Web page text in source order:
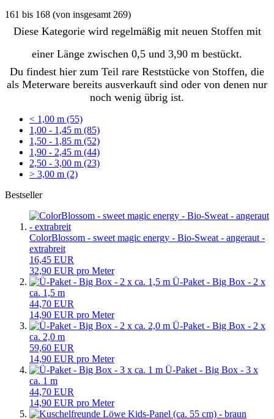
161 bis 168 (von insgesamt 269)
Diese Kategorie wird regelmäßig mit neuen Stoffen mit
einer Länge zwischen 0,5 und 3,90 m bestückt.
Du findest hier zum Teil rare Reststücke von Stoffen, die
als Meterware bereits ausverkauft sind oder von denen nur
noch wenig übrig ist.
< 1,00 m (55)
1,00 - 1,45 m (85)
1,50 - 1,85 m (52)
1,90 - 2,45 m (44)
2,50 - 3,00 m (23)
> 3,00 m (2)
Bestseller
ColorBlossom - sweet magic energy - Bio-Sweat - angeraut -
extrabreit
16,45 EUR
32,90 EUR pro Meter
Ü-Paket - Big Box - 2 x
ca. 1,5 m
44,70 EUR
14,90 EUR pro Meter
Ü-Paket - Big Box - 2 x
ca. 2,0 m
59,60 EUR
14,90 EUR pro Meter
Ü-Paket - Big Box - 3 x
ca. 1 m
44,70 EUR
14,90 EUR pro Meter